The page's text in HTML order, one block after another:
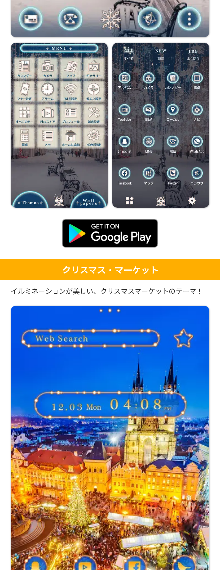
クリスマス・マーケット
イルミネーションが美しい、クリスマスマーケットのテーマ！